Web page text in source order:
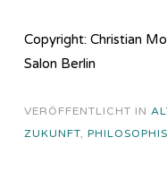
Copyright: Christian
Salon Berlin
VERÖFFENTLICHT IN
ZUKUNFT,